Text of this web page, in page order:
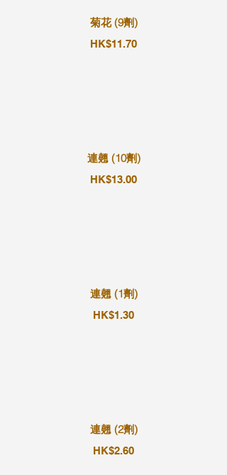
菊花 (9劑)
HK$11.70
連翹 (10劑)
HK$13.00
連翹 (1劑)
HK$1.30
連翹 (2劑)
HK$2.60